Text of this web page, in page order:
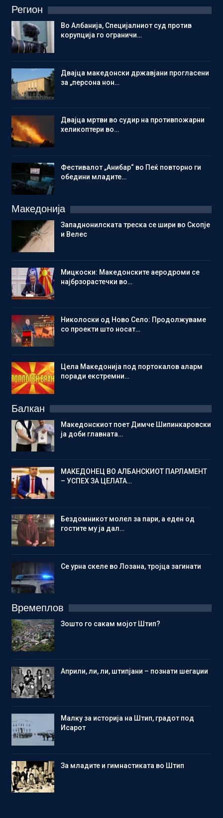
Регион
Во Албанија, Специјалниот суд против
корупција го ограничи…
Двајца македонски државјани прогласени
за „персона нон…
Двајца мртви во судир на противпожарни
хеликоптери во…
Фестивалот „Анибар“ во Пеќ повторно ги
обедини младите…
Македонија
Западнонилската треска се шири во Скопје
и Велес
Мицкоски: Македонските аеродроми се
најбрзорастечки во…
Николоски од Ново Село: Продолжуваме
со проекти што носат…
Цела Македонија под портокалов аларм
поради екстремни…
Балкан
Македонскиот поет Димче Шипинкаровски
ја доби главната…
МАКЕДОНЕЦ ВО АЛБАНСКИОТ ПАРЛАМЕНТ
– УСПЕХ ЗА ЦЕЛАТА…
Бездомникот молел за пари, а еден од
гостите му ја дал…
Се урна скеле во Лозана, тројца загинати
Времеплов
Зошто го сакам мојот Штип?
Aприли, ли, ли, штипјани – познати шегаџии
Малку за историја на Штип, градот под
Исарот
Зa младите и гимнастиката во Штип